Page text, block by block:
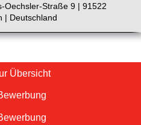
Oechsler-Straße 9 | 91522
| Deutschland
Übersicht